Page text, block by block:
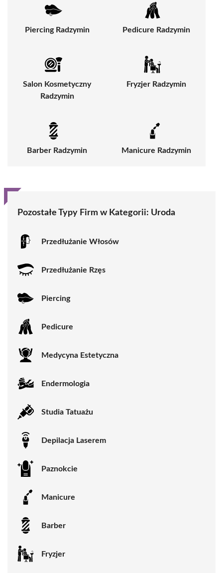
Piercing Radzymin Pedicure Radzymin
Salon Kosmetyczny
Radzymin
Fryzjer Radzymin
Barber Radzymin Manicure Radzymin
Pozostałe Typy Firm w Kategorii: Uroda
Przedłużanie Włosów
Przedłużanie Rzęs
Piercing
Pedicure
Medycyna Estetyczna
Endermologia
Studia Tatuażu
Depilacja Laserem
Paznokcie
Manicure
Barber
Fryzjer